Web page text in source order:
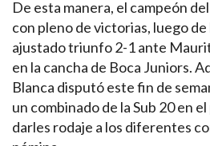
De esta manera, el campeón
con pleno de victorias, luego de
ajustado triunfo 2-1 ante
en la cancha de Boca Juniors.
Blanca disputó este fin de
un combinado de la Sub 20 en
darles rodaje a los diferentes